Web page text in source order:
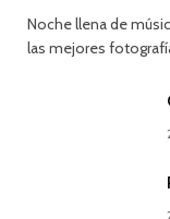
Noche llena de
las mejores